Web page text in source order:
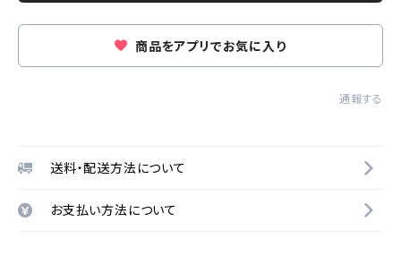
商品をアプリでお気に入り
通報する
送料・配送方法について
お支払い方法について